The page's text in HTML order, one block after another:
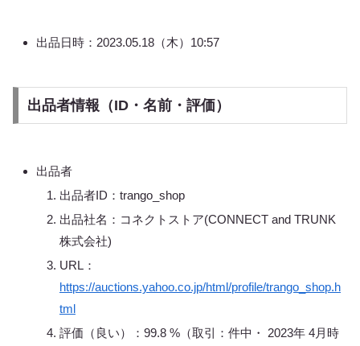
出品日時：2023.05.18（木）10:57
出品者情報（ID・名前・評価）
出品者
出品者ID：trango_shop
出品社名：コネクトストア(CONNECT and TRUNK
株式会社)
URL：
https://auctions.yahoo.co.jp/html/profile/trango_shop.h
tml
評価（良い）：99.8 %（取引：件中・ 2023年 4月時